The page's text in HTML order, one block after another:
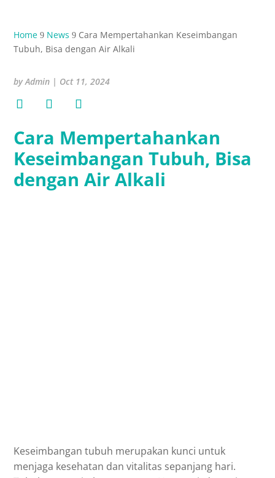
Home 9 News 9 Cara Mempertahankan Keseimbangan
Tubuh, Bisa dengan Air Alkali
byAdmin | Oct 11, 2024
Cara Mempertahankan
Keseimbangan Tubuh, Bisa
dengan Air Alkali
Keseimbangan tubuh merupakan kunci untuk
menjaga kesehatan dan vitalitas sepanjang hari.